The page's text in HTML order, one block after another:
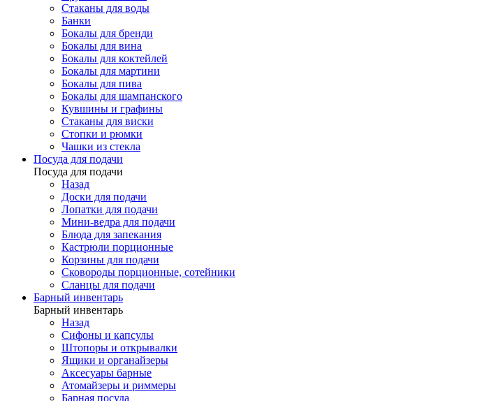
Стаканы для воды
Банки
Бокалы для бренди
Бокалы для вина
Бокалы для коктейлей
Бокалы для мартини
Бокалы для пива
Бокалы для шампанского
Кувшины и графины
Стаканы для виски
Стопки и рюмки
Чашки из стекла
Посуда для подачи
Посуда для подачи
Назад
Доски для подачи
Лопатки для подачи
Мини-ведра для подачи
Блюда для запекания
Кастрюли порционные
Корзины для подачи
Сковороды порционные, сотейники
Сланцы для подачи
Барный инвентарь
Барный инвентарь
Назад
Сифоны и капсулы
Штопоры и открывалки
Ящики и органайзеры
Аксесуары барные
Атомайзеры и риммеры
Барная посуда